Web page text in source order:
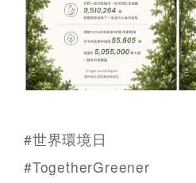
#世界環境日
#TogetherGreener